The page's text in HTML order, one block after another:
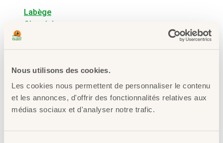
Nous utilisons des cookies.
Les cookies nous permettent de personnaliser le contenu
et les annonces, d'offrir des fonctionnalités relatives aux
médias sociaux et d'analyser notre trafic.
Labège
Chambéry
Neuville-en-Ferrain
Marseille
Grenoble
Gap
Sallanches
Paris